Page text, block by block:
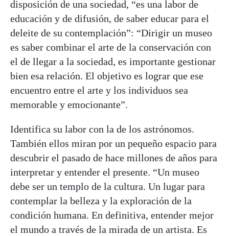
disposición de una sociedad, “es una labor de
educación y de difusión, de saber educar para el
deleite de su contemplación”: “Dirigir un museo
es saber combinar el arte de la conservación con
el de llegar a la sociedad, es importante gestionar
bien esa relación. El objetivo es lograr que ese
encuentro entre el arte y los individuos sea
memorable y emocionante”.
Identifica su labor con la de los astrónomos.
También ellos miran por un pequeño espacio para
descubrir el pasado de hace millones de años para
interpretar y entender el presente. “Un museo
debe ser un templo de la cultura. Un lugar para
contemplar la belleza y la exploración de la
condición humana. En definitiva, entender mejor
el mundo a través de la mirada de un artista. Es